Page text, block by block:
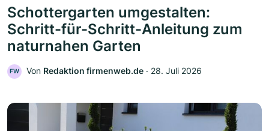
Schottergarten umgestalten:
Schritt-für-Schritt-Anleitung zum
naturnahen Garten
FW Von Redaktion firmenweb.de ‧ 28. Juli 2026